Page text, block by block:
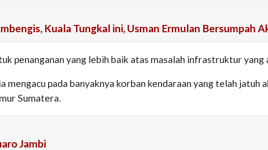
Kuala Tungkal ini, Usman Ermulan Bersumpah
penanganan yang lebih baik atas masalah infrastruktur yang
mengacu pada banyaknya korban kendaraan yang telah jatuh
Sumatera.
Jambi